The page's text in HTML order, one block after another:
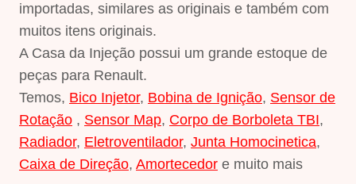
importadas, similares as originais e também com
muitos itens originais.
A Casa da Injeção possui um grande estoque de
peças para Renault.
Temos, Bico Injetor, Bobina de Ignição, Sensor de
Rotação , Sensor Map, Corpo de Borboleta TBI,
Radiador, Eletroventilador, Junta Homocinetica,
Caixa de Direção, Amortecedor e muito mais